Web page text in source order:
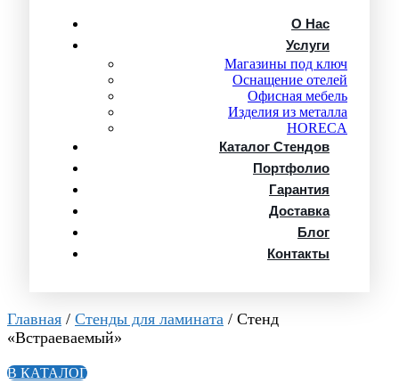
О Нас
Услуги
Магазины под ключ
Оснащение отелей
Офисная мебель
Изделия из металла
HORECA
Каталог Стендов
Портфолио
Гарантия
Доставка
Блог
Контакты
Главная / Стенды для ламината / Стенд
«Встраеваемый»
В КАТАЛОГ